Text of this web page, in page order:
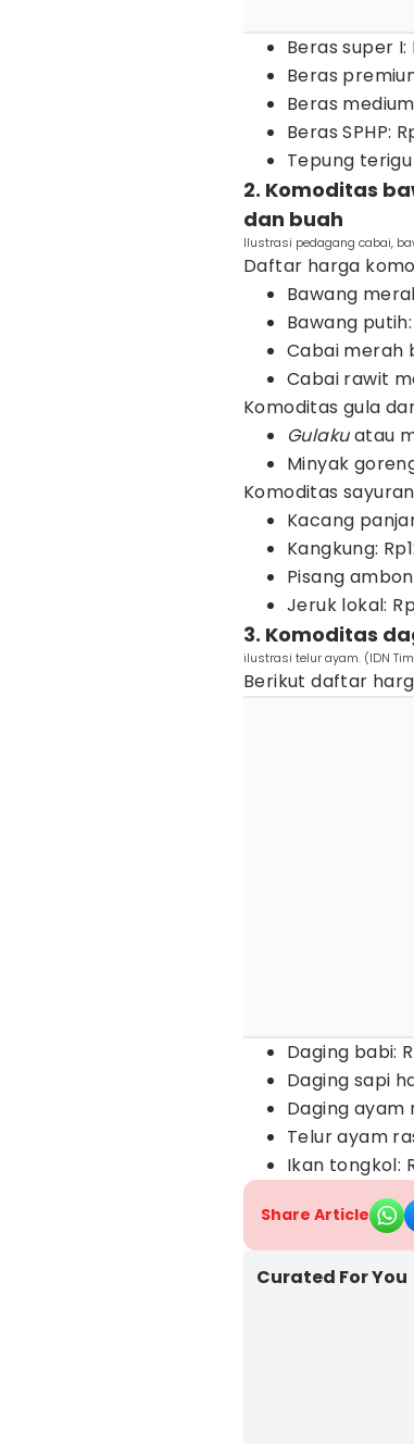
Beras super I:
Beras
Beras
Beras SPHP:
Tepung terigu
2. Komoditas
dan buah
Ilustrasi pedagang cabai,
Daftar harga
Bawang
Bawang
Cabai merah
Cabai rawit
Komoditas gula
Gulakuatau
Minyak
Komoditas
Kacang
Kangkung:
Pisang
Jeruk lokal:
3. Komoditas
ilustrasi telur ayam. (IDN
Berikut daftar
Daging babi:
Daging sapi
Daging ayam
Telur ayam
Ikan tongkol:
Share Article
Curated For You